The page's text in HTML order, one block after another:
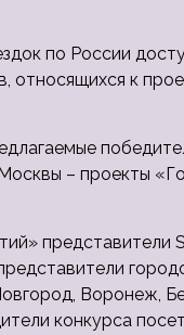
по России
относящихся к
– проекты
представители
Воронеж,
конкурса